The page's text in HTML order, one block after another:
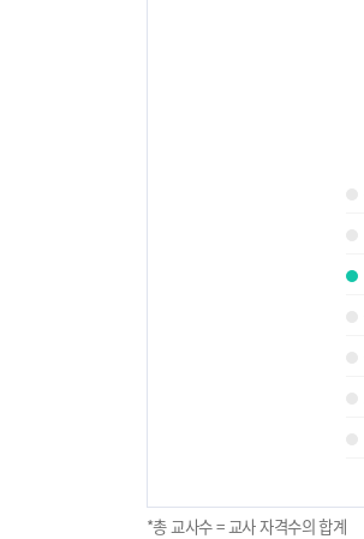
*총 교사수 = 교사 자격수의 합계